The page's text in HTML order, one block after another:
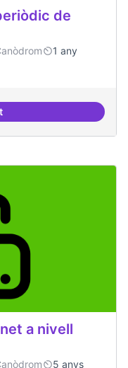
de
1 any
periòdic
a nivell
5 anys